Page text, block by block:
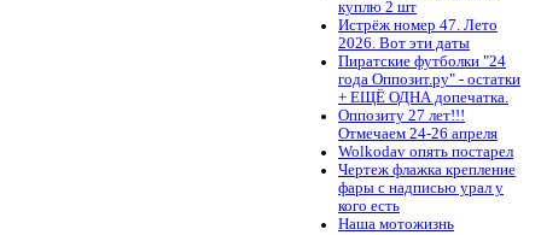
куплю 2 шт
Истрёж номер 47. Лето
2026. Вот эти даты
Пиратские футболки "24
года Оппозит.ру" - остатки
+ ЕЩЁ ОДНА допечатка.
Оппозиту 27 лет!!!
Отмечаем 24-26 апреля
Wolkodav опять постарел
Чертеж флажка крепление
фары с надписью урал у
кого есть
Наша мотожизнь